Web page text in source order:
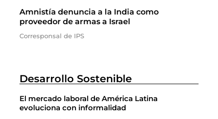
Amnistía denuncia a la India como
proveedor de armas a Israel
Corresponsal de IPS
Desarrollo Sostenible
El mercado laboral de América Latina
evoluciona con informalidad